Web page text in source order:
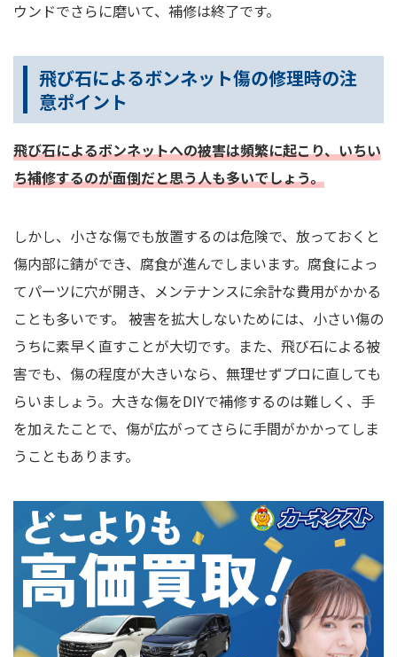
ウンドでさらに磨いて、補修は終了です。
飛び石によるボンネット傷の修理時の注
意ポイント
飛び石によるボンネットへの被害は頻繁に起こり、いちい
ち補修するのが面倒だと思う人も多いでしょう。
しかし、小さな傷でも放置するのは危険で、放っておくと
傷内部に錆ができ、腐食が進んでしまいます。腐食によっ
てパーツに穴が開き、メンテナンスに余計な費用がかかる
ことも多いです。 被害を拡大しないためには、小さい傷の
うちに素早く直すことが大切です。また、飛び石による被
害でも、傷の程度が大きいなら、無理せずプロに直しても
らいましょう。大きな傷をDIYで補修するのは難しく、手
を加えたことで、傷が広がってさらに手間がかかってしま
うこともあります。